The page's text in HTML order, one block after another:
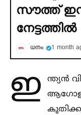
സൗത്ത്
നേട്ടത്തില്‍
ധനം 1 month
ഇ
ന്ത്യൻ
ആഗോള